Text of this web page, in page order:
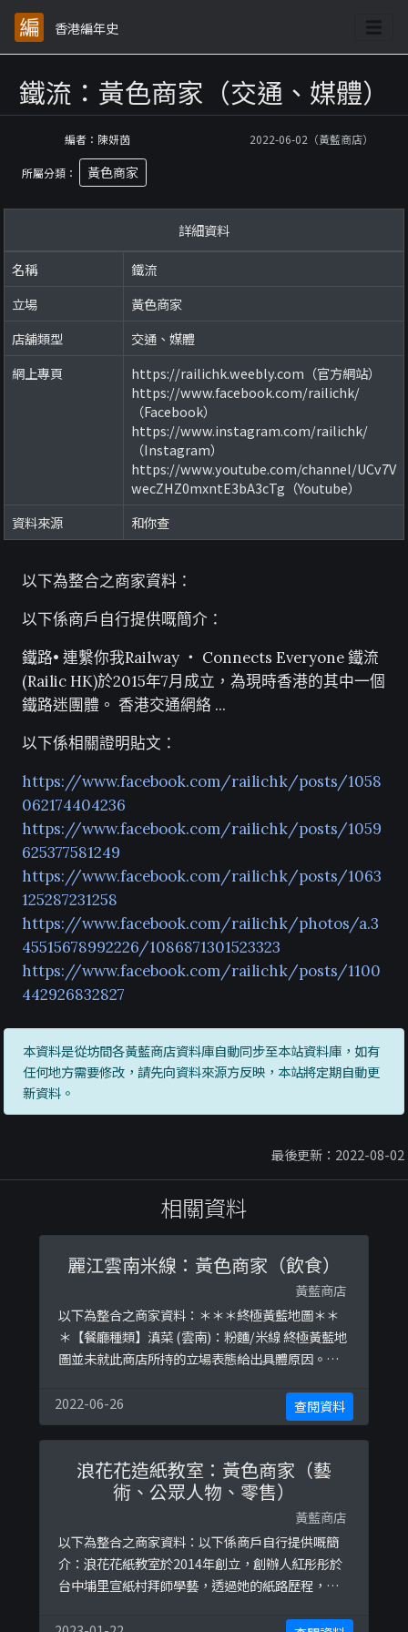
香港編年史
鐵流：黃色商家（交通、媒體）
編者：陳妍茵 2022-06-02（黃藍商店）
所屬分類： 黃色商家
詳細資料
名稱
鐵流
立場
黃色商家
店舖類型
交通、媒體
網上專頁
https://railichk.weebly.com（官方網站）
https://www.facebook.com/railichk/
（Facebook）
https://www.instagram.com/railichk/
（Instagram）
https://www.youtube.com/channel/UCv7V
wecZHZ0mxntE3bA3cTg（Youtube）
資料來源
和你查
以下為整合之商家資料：
以下係商戶自行提供嘅簡介：
鐵路• 連繫你我Railway ‧ Connects Everyone 鐵流
(Railic HK)於2015年7月成立，為現時香港的其中一個
鐵路迷團體。 香港交通網絡 ...
以下係相關證明貼文：
https://www.facebook.com/railichk/posts/1058
062174404236
https://www.facebook.com/railichk/posts/1059
625377581249
https://www.facebook.com/railichk/posts/1063
125287231258
https://www.facebook.com/railichk/photos/a.3
45515678992226/1086871301523323
https://www.facebook.com/railichk/posts/1100
442926832827
本資料是從坊間各黃藍商店資料庫自動同步至本站資料庫，如有
任何地方需要修改，請先向資料來源方反映，本站將定期自動更
新資料。
最後更新：2022-08-02
相關資料
麗江雲南米線：黃色商家（飲食）
黃藍商店
以下為整合之商家資料：＊＊＊終極黃藍地圖＊＊
＊【餐廳種類】滇菜 (雲南)：粉麵/米線 終極黃藍地
圖並未就此商店所持的立場表態給出具體原因。＊
https://www.facebook.com/permalink.php?
story_fbid=1730888897057844&amp;id=67754
9035725174https://www.facebook.co ...
2022-06-26 查閱資料
浪花花造紙教室：黃色商家（藝
術、公眾人物、零售）
黃藍商店
以下為整合之商家資料：以下係商戶自行提供嘅簡
介：浪花花紙教室於2014年創立，創辦人紅彤彤於
台中埔里宣紙村拜師學藝，透過她的紙路歷程，領